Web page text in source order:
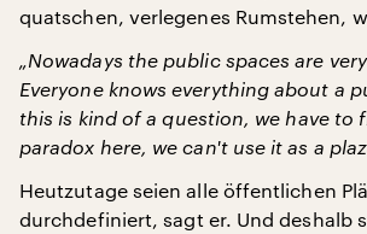
quatschen, verlegenes Rumstehen,
„Nowadays the public spaces are
Everyone knows everything about a
this is kind of a question, we have to
paradox here, we can't use it as a
Heutzutage seien alle öffentlichen
durchdefiniert, sagt er. Und deshalb